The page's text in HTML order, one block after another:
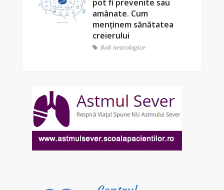
pot fi prevenite sau
amânate. Cum
menținem sănătatea
creierului
Boli neurologice